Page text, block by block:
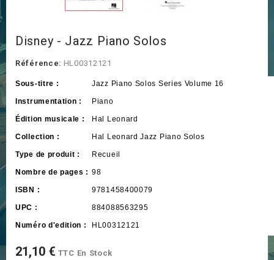
Disney - Jazz Piano Solos
Référence: HL00312121
Sous-titre : Jazz Piano Solos Series Volume 16
Instrumentation : Piano
Édition musicale : Hal Leonard
Collection : Hal Leonard Jazz Piano Solos
Type de produit : Recueil
Nombre de pages : 98
ISBN : 9781458400079
UPC : 884088563295
Numéro d'edition : HL00312121
21,10 € TTC En Stock